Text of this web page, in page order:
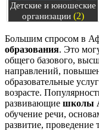
Детские и юношеские
организации (2)
Большим спросом в
образования. Это
общего базового,
направлений,
образовательные
возрасте.
развивающие школы
обучение речи,
развитие,